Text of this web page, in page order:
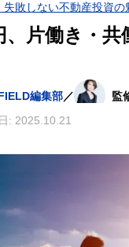
失敗しない不動産投資
、片働き・
編集部 ／ 監
: 2025.10.21